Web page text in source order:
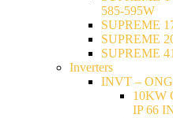
585-595W
SUPREME
SUPREME
SUPREME
Inverters
INVT –
10KW
IP 66